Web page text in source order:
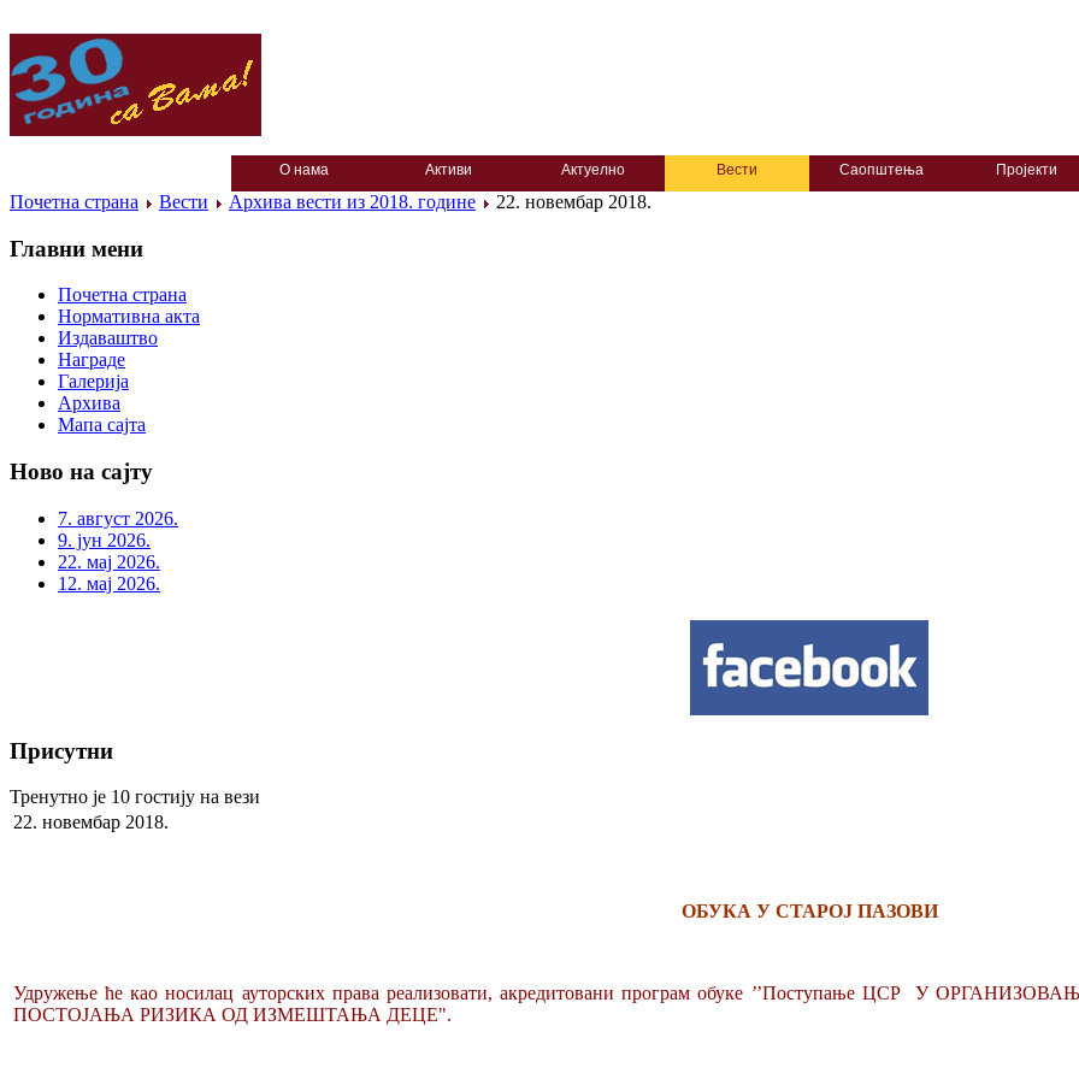
О нама Активи Актуелно Вести Саопштења Пројекти
Почетна страна Вести Архива вести из 2018. године 22. новембар 2018.
Главни мени
Почетна страна
Нормативна акта
Издаваштво
Награде
Галерија
Архива
Мапа сајта
Ново на сајту
7. август 2026.
9. јун 2026.
22. мај 2026.
12. мај 2026.
Присутни
Тренутно је 10 гостију на вези
22. новембар 2018.
ОБУКА У СТАРОЈ ПАЗОВИ
Удружење ће као носилац ауторских права реализовати, акредитовани програм обуке ’’Поступање ЦСР У
ПОСТОЈАЊА РИЗИКА ОД ИЗМЕШТАЊА ДЕЦЕ".